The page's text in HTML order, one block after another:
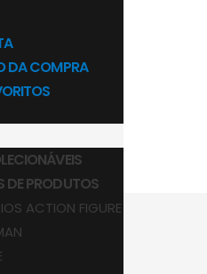
DA COMPRA
DE PRODUTOS
ACTION FIGURE